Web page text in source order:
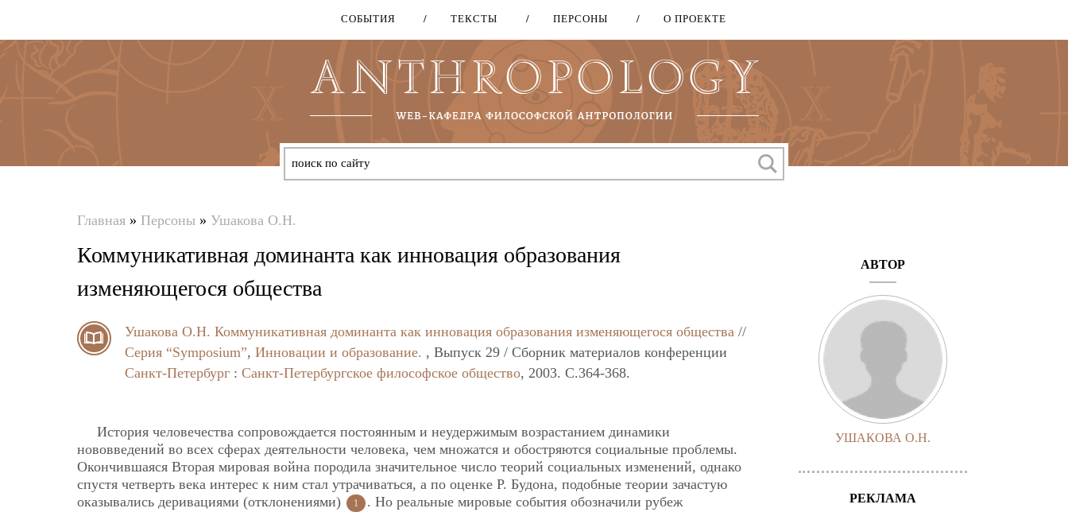
Перейти
основному
содержанию
СОБЫТИЯ ТЕКСТЫ ПЕРСОНЫ О ПРОЕКТЕ
здесь
Главная » Персоны » Ушакова О.Н.
Коммуникативная доминанта как инновация образования
изменяющегося общества
Ушакова О.Н. Коммуникативная доминанта как инновация образования изменяющегося общества //
Серия “Symposium”, Инновации и образование. , Выпуск 29 / Сборник материалов конференции
Санкт-Петербург : Санкт-Петербургское философское общество, 2003. C.364-368.
История человечества сопровождается постоянным и неудержимым возрастанием динамики
нововведений во всех сферах деятельности человека, чем множатся и обостряются социальные проблемы.
Окончившаяся Вторая мировая война породила значительное число теорий социальных изменений, однако
спустя четверть века интерес к ним стал утрачиваться, а по оценке Р. Будона, подобные теории зачастую
оказывались деривациями (отклонениями)
1
. Но реальные мировые события обозначили рубеж
АВТОР
УШАКОВА О.Н.
РЕКЛАМА